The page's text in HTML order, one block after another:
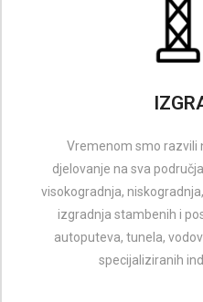
Vremenom smo razvili
djelovanje na sva
visokogradnja,
izgradnja stambenih i
autoputeva, tunela,
specijaliziranih